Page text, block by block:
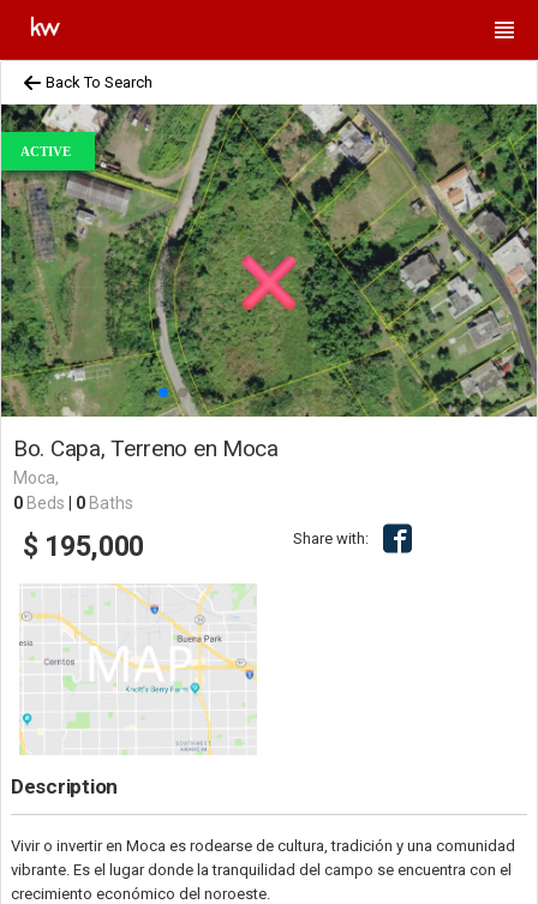
Back To Search
ACTIVE
Bo. Capa, Terreno en Moca
Moca,
0 Beds 0 Baths
$ 195,000 Share with:
Description
Vivir o invertir en Moca es rodearse de cultura, tradición y una comunidad
vibrante. Es el lugar donde la tranquilidad del campo se encuentra con el
crecimiento económico del noroeste.